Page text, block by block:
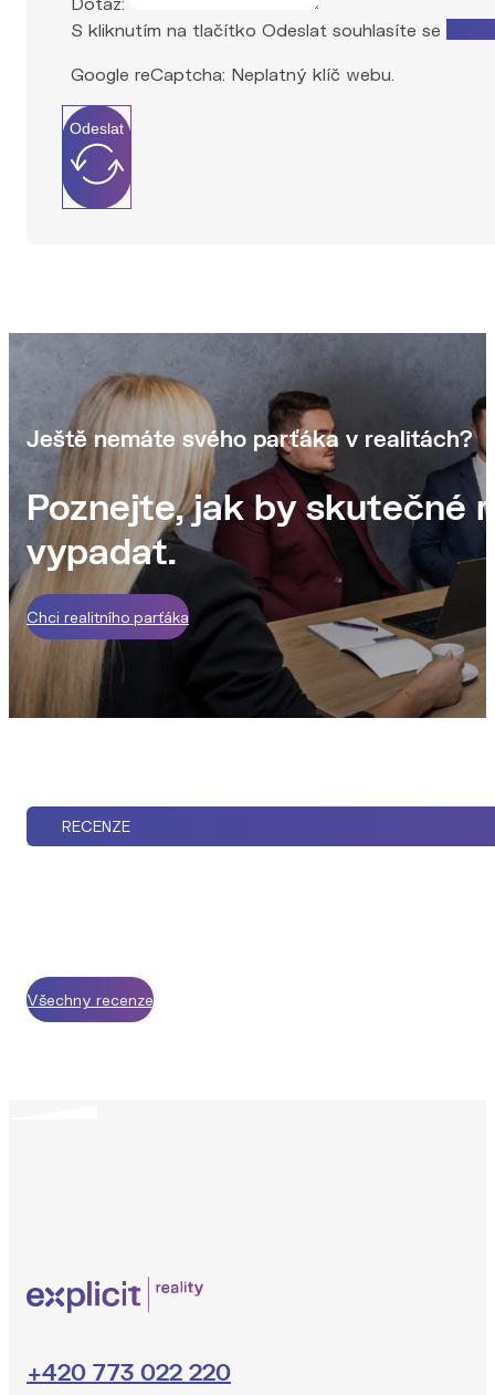
S kliknutím na tlačítko Odeslat souhlasíte se
Google reCaptcha: Neplatný klíč webu.
Odeslat
Ještě nemáte svého parťáka v realitách?
Poznejte, jak by skutečné
vypadat.
Chci realitního parťáka
RECENZE
Všechny recenze
+420 773 022 220